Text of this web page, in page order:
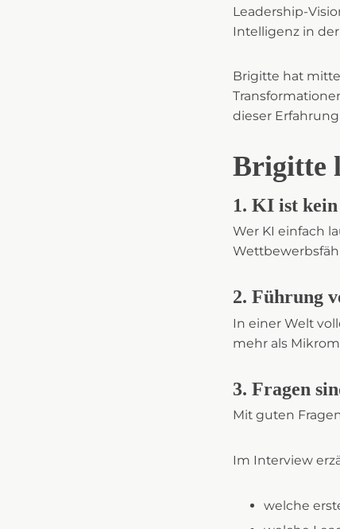
Leadership-
Intelligenz in
Brigitte hat
dieser
Brigitte
1. KI ist kein
Wer KI einfach
2. Führung
In einer Welt
mehr als
3. Fragen
Mit guten
Im Interview
welche